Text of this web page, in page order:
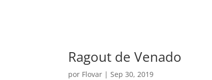
Ragout de Venado
por Flovar |Sep 30, 2019